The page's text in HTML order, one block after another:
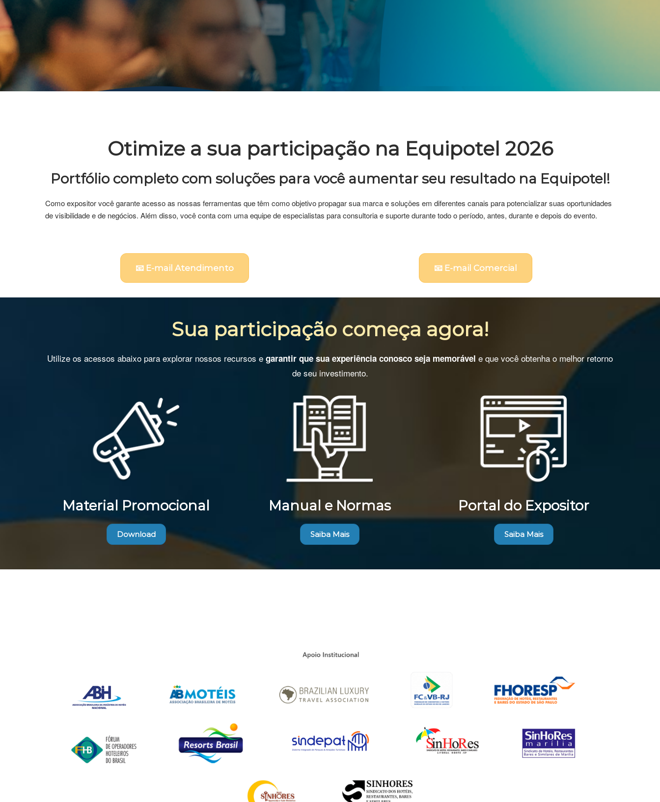
Otimize a sua participação na Equipotel 2026
Portfólio completo com soluções para você aumentar seu resultado na Equipotel!
Como expositor você garante acesso as nossas ferramentas que têm como objetivo propagar sua marca e soluções em diferentes canais para potencializar suas oportunidades
de visibilidade e de negócios. Além disso, você conta com uma equipe de especialistas para consultoria e suporte durante todo o período, antes, durante e depois do evento.
📧 E-mail Atendimento 📧 E-mail Comercial
Sua participação começa agora!
Utilize os acessos abaixo para explorar nossos recursos e garantir que sua experiência conosco seja memorável e que você obtenha o melhor retorno
de seu investimento.
Material Promocional
Download
Manual e Normas
Saiba Mais
Portal do Expositor
Saiba Mais